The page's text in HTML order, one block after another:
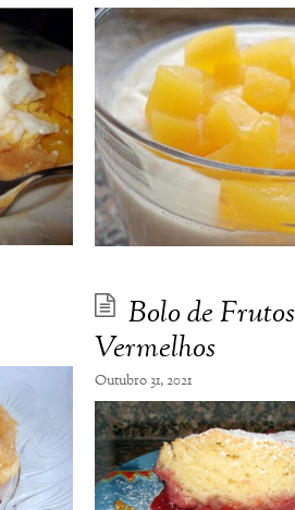
Bolo de Frutos
Vermelhos
Outubro 31, 2021